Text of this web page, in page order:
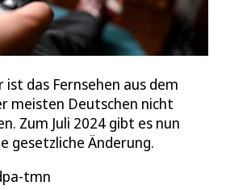
ist das Fernsehen aus dem
meisten Deutschen nicht
Zum Juli 2024 gibt es nun
gesetzliche Änderung.
tmn